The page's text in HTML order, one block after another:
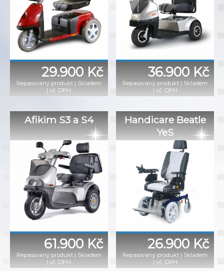
29.900 Kč
Repasovaný produkt | Skladem
| vč. DPH
36.900 Kč
Repasovaný produkt | Skladem
| vč. DPH
Afikim S3 a S4
61.900 Kč
Repasovaný produkt | Skladem
| vč. DPH
Handicare Beatle
YeS
26.900 Kč
Repasovaný produkt | Skladem
| vč. DPH